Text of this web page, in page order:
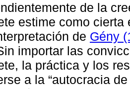
de la
estime como
de Gény
importar las
la práctica y los
a la “autocracia